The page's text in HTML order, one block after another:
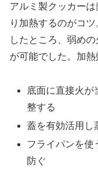
アルミ製クッカー
り加熱するのがコ
したところ、弱め
が可能でした。加
底面に直接火が
整する
蓋を有効活用し
フライパンを使
防ぐ